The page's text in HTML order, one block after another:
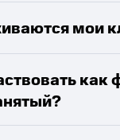
мои
как